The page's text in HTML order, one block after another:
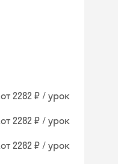
от 2282 ₽ / урок
от 2282 ₽ / урок
от 2282 ₽ / урок